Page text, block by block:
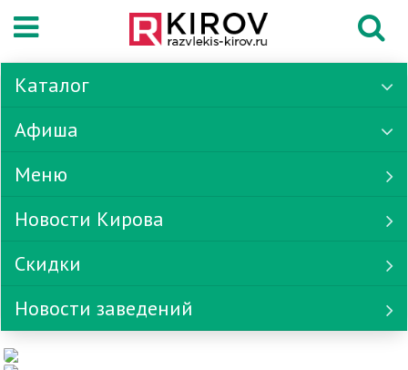
Каталог
Афиша
Меню
Новости Кирова
Скидки
Новости заведений